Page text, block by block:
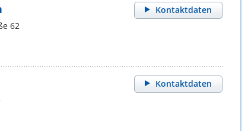
Kontaktdaten
62
Kontaktdaten